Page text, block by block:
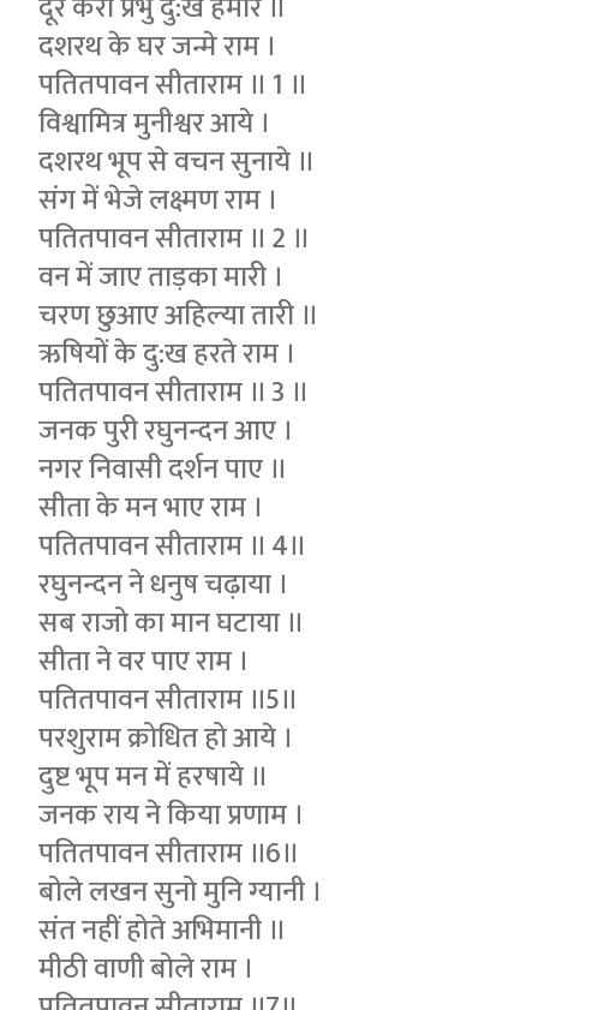
दशरथ के घर जन्मे राम ।
पतितपावन सीताराम ॥ 1 ॥
विश्वामित्र मुनीश्वर आये ।
दशरथ भूप से वचन सुनाये ॥
संग में भेजे लक्ष्मण राम ।
पतितपावन सीताराम ॥ 2 ॥
वन में जाए ताड़का मारी ।
चरण छुआए अहिल्या तारी ॥
ऋषियों के दु:ख हरते राम ।
पतितपावन सीताराम ॥ 3 ॥
जनक पुरी रघुनन्दन आए ।
नगर निवासी दर्शन पाए ॥
सीता के मन भाए राम ।
पतितपावन सीताराम ॥ 4॥
रघुनन्दन ने धनुष चढ़ाया ।
सब राजो का मान घटाया ॥
सीता ने वर पाए राम ।
पतितपावन सीताराम ॥5॥
परशुराम क्रोधित हो आये ।
दुष्ट भूप मन में हरषाये ॥
जनक राय ने किया प्रणाम ।
पतितपावन सीताराम ॥6॥
बोले लखन सुनो मुनि ग्यानी ।
संत नहीं होते अभिमानी ॥
मीठी वाणी बोले राम ।